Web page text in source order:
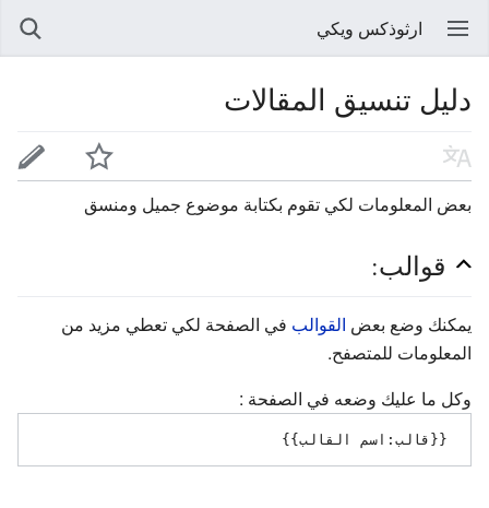
ارثوذكس ويكي
دليل تنسيق المقالات
بعض المعلومات لكي تقوم بكتابة موضوع جميل ومنسق
قوالب:
يمكنك وضع بعض القوالب في الصفحة لكي تعطي مزيد من
المعلومات للمتصفح.
وكل ما عليك وضعه في الصفحة :